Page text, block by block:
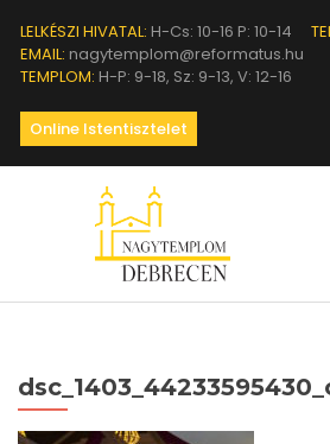
LELKÉSZI HIVATAL: H-Cs: 10-16 P: 10-14
EMAIL: nagytemplom@reformatus.hu
TEMPLOM: H-P: 9-18, Sz: 9-13, V: 12-16
Online Istentisztelet